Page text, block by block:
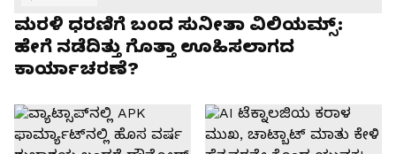
ಮರಳಿ ಧರಣಿಗೆ ಬಂದ ಸುನೀತಾ ವಿಲಿಯಮ್ಸ್:
ಹೇಗೆ ನಡೆದಿತ್ತು ಗೊತ್ತಾ ಊಹಿಸಲಾಗದ
ಕಾರ್ಯಾಚರಣೆ?